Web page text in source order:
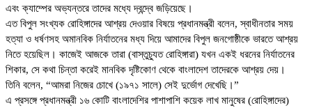
এবং ক্যাম্পের অভ্যন্তরে তাদের মধ্যে দ্বন্দ্বে জড়িয়েছে।
এত বিপুল সংখ্যক রোহিঙ্গাদের আশ্রয় দেওয়ার বিষয়ে প্রধানমন্ত্রী বলেন, স্বাধীনতার সময়
হত্যা ও ধর্ষণসহ অমানবিক নির্যাতনের মধ্য দিয়ে আমাদের বিপুল জনগোষ্ঠীকে ভারতে আশ্রয়
নিতে হয়েছিল। কাজেই আজকে তারা (বাস্তুচ্যুত রোহিঙ্গারা) যখন একই ধরনের নির্যাতনের
শিকার, সে কথা চিন্তা করেই মানবিক দৃষ্টিকোণ থেকে বাংলাদেশ তাদেরকে আশ্রয় দেয়।
তিনি বলেন, “আমরা নিজের চোখে (১৯৭১ সালে) সেই দুর্ভোগ দেখেছি।”
এ প্রসঙ্গে প্রধানমন্ত্রী ১৬ কোটি বাংলাদেশির পাশাপাশি কয়েক লাখ মানুষের (রোহিঙ্গাদের)